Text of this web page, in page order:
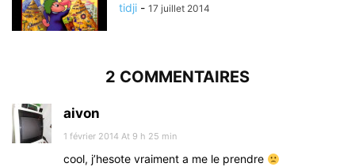
tidji - 17 juillet 2014
2 COMMENTAIRES
aivon
1 février 2014 At 9 h 25 min
cool, j’hesote vraiment a me le prendre